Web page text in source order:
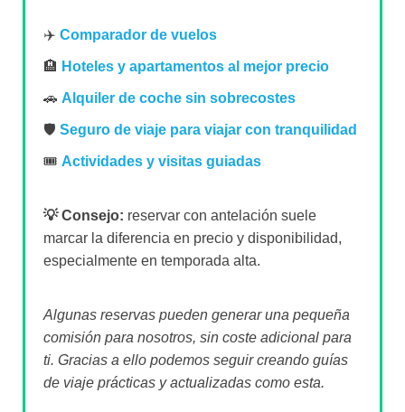
✈️ Comparador de vuelos
🏨 Hoteles y apartamentos al mejor precio
🚗 Alquiler de coche sin sobrecostes
🛡️ Seguro de viaje para viajar con tranquilidad
🎟️ Actividades y visitas guiadas
💡 Consejo: reservar con antelación suele
marcar la diferencia en precio y disponibilidad,
especialmente en temporada alta.
Algunas reservas pueden generar una pequeña
comisión para nosotros, sin coste adicional para
ti. Gracias a ello podemos seguir creando guías
de viaje prácticas y actualizadas como esta.